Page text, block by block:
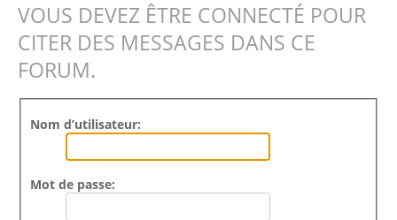
VOUS DEVEZ ÊTRE CONNECTÉ POUR
CITER DES MESSAGES DANS CE
FORUM.
Nom d’utilisateur:
Mot de passe: